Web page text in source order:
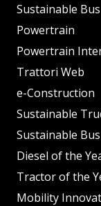
Sustainable Bus
Powertrain
Powertrain
Trattori Web
e-Construction
Sustainable
Sustainable
Diesel of the
Tractor of the
Mobility